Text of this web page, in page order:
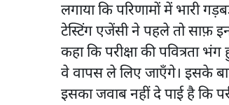
लगाया कि परिणामों में भारी
टेस्टिंग एजेंसी ने पहले तो साफ़
कहा कि परीक्षा की पवित्रता
वे वापस ले लिए जाएँगे। इसके
इसका जवाब नहीं दे पाई है कि